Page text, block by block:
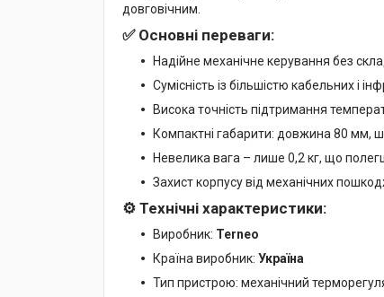
довговічним.
✅ Основні переваги:
Надійне механічне керування без
Сумісність із більшістю кабельних і
Висока точність підтримання
Компактні габарити: довжина 80 мм,
Невелика вага – лише 0,2 кг, що
Захист корпусу від механічних
⚙️ Технічні характеристики:
Виробник: Terneo
Країна виробник: Україна
Тип пристрою: механічний